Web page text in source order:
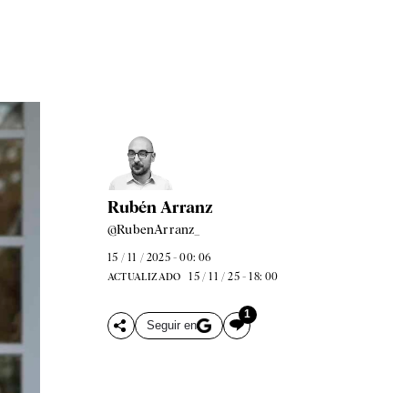
Rubén Arranz
@RubenArranz_
15 / 11 / 2025 - 00: 06
ACTUALIZADO 15 / 11 / 25 - 18: 00
Seguir en
1